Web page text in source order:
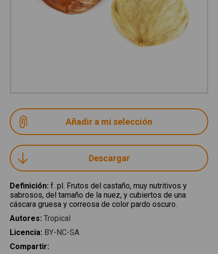
Descargar
Definición: f. pl. Frutos del castaño, muy nutritivos y
sabrosos, del tamaño de la nuez, y cubiertos de una
cáscara gruesa y correosa de color pardo oscuro.
Autores: Tropical
Licencia: BY-NC-SA
Compartir: